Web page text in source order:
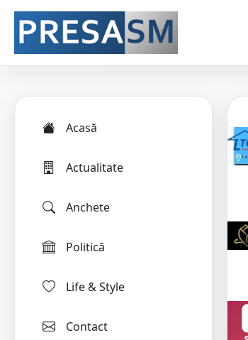
Acasă
Actualitate
Anchete
Politică
Life & Style
Contact